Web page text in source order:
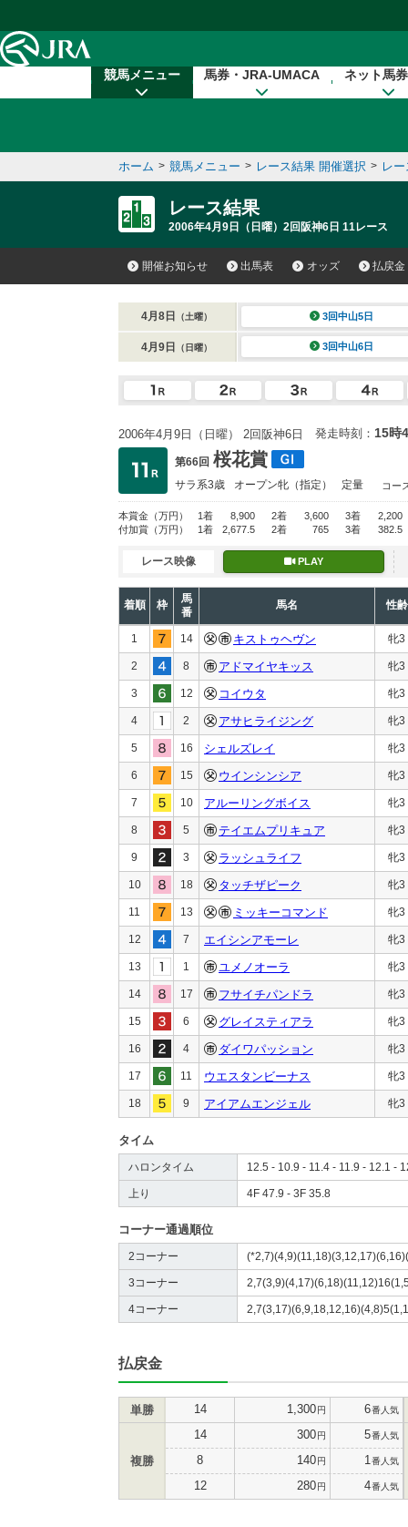
競馬メニュー 馬券・JRA-UMACA ネット馬
ホーム > 競馬メニュー > レース結果 開催選択 > レ
レース結果
2006年4月9日（日曜）2回阪神6日 11レース
開催お知らせ 出馬表 オッズ 払戻金
4月8日 （土曜） 3回中山5日
4月9日 （日曜） 3回中山6日
2006年4月9日（日曜） 2回阪神6日 発走時刻： 15時
第66回 桜花賞
サラ系3歳 オープン牝（指定） 定量 コー
本賞金 （万円） 1着 8,900 2着 3,600 3着
2,200
付加賞 （万円） 1着 2,677.5 2着 765 3着 382.5
レース映像 PLAY
着順 枠
馬
番
馬名 性齢
1 14 キストゥヘヴン 牝3
2 8 アドマイヤキッス 牝3
3 12 コイウタ 牝3
4 2 アサヒライジング 牝3
5 16 シェルズレイ 牝3
6 15 ウインシンシア 牝3
7 10 アルーリングボイス 牝3
8 5 テイエムプリキュア 牝3
9 3 ラッシュライフ 牝3
10 18 タッチザピーク 牝3
11 13 ミッキーコマンド 牝3
12 7 エイシンアモーレ 牝3
13 1 ユメノオーラ 牝3
14 17 フサイチパンドラ 牝3
15 6 グレイスティアラ 牝3
16 4 ダイワパッション 牝3
17 11 ウエスタンビーナス 牝3
18 9 アイアムエンジェル 牝3
タイム
ハロンタイム 12.5 - 10.9 - 11.4 - 11.9 - 12.1 -
上り 4F 47.9 - 3F 35.8
コーナー通過順位
2コーナー
3コーナー
4コーナー
払戻金
単勝 14 1,300円 6番人気
複勝
14 300円 5番人気
8 140円 1 番人気
12 280円 4番人気